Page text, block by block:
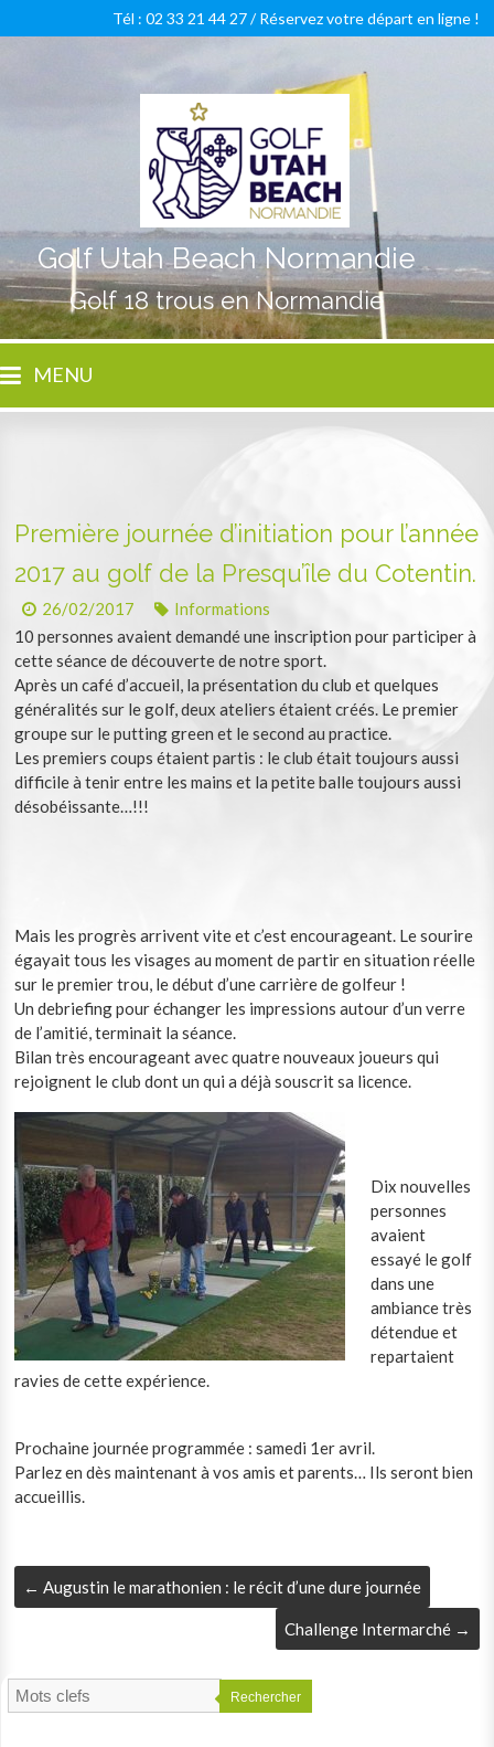
Golf Utah Beach Normandie
Golf 18 trous en Normandie
Tél : 02 33 21 44 27 /Réservez votre départ en ligne !
MENU
Première journée d’initiation pour l’année
2017 au golf de la Presqu’île du Cotentin.
26/02/2017
Informations
10 personnes avaient demandé une inscription pour participer à
cette séance de découverte de notre sport.
Après un café d’accueil, la présentation du club et quelques
généralités sur le golf, deux ateliers étaient créés. Le premier
groupe sur le putting green et le second au practice.
Les premiers coups étaient partis : le club était toujours aussi
difficile à tenir entre les mains et la petite balle toujours aussi
désobéissante…!!!
Mais les progrès arrivent vite et c’est encourageant. Le sourire
égayait tous les visages au moment de partir en situation réelle
sur le premier trou, le début d’une carrière de golfeur !
Un debriefing pour échanger les impressions autour d’un verre
de l’amitié, terminait la séance.
Bilan très encourageant avec quatre nouveaux joueurs qui
rejoignent le club dont un qui a déjà souscrit sa licence.
Dix nouvelles
personnes
avaient
essayé le golf
dans une
ambiance très
détendue et
repartaient
ravies de cette expérience.
Prochaine journée programmée : samedi 1er avril.
Parlez en dès maintenant à vos amis et parents… Ils seront bien
accueillis.
← Augustin le marathonien : le récit d’une dure journée
Challenge Intermarché →
Rechercher